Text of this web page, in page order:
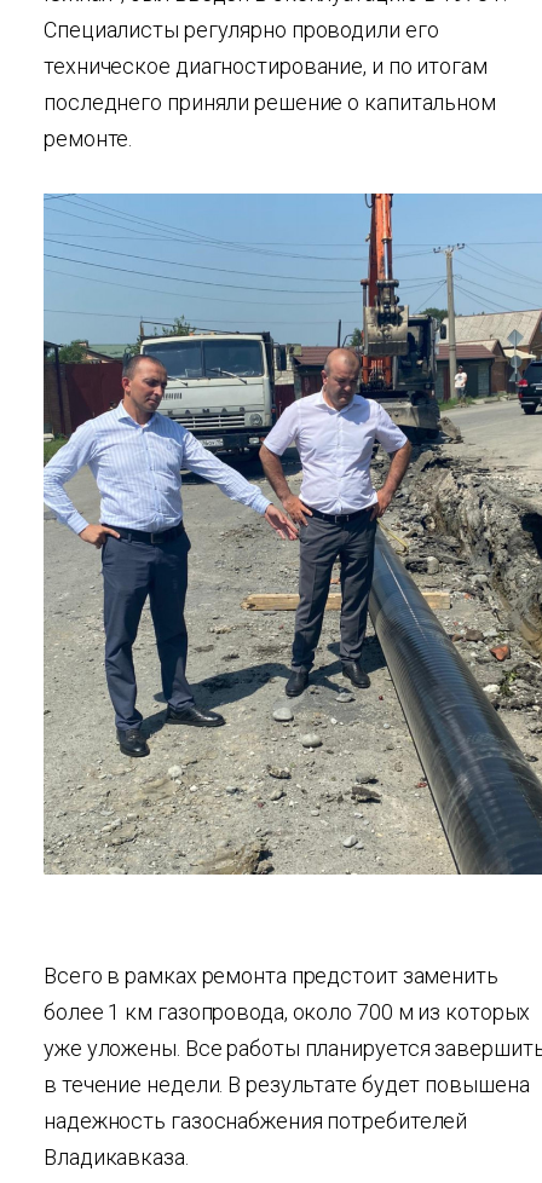
Специалисты регулярно проводили его
техническое диагностирование, и по итогам
последнего приняли решение о капитальном
ремонте.
Всего в рамках ремонта предстоит заменить
более 1 км газопровода, около 700 м из которых
уже уложены. Все работы планируется
в течение недели. В результате будет повышена
надежность газоснабжения потребителей
Владикавказа.